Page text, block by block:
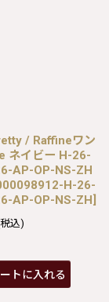
/ Raffineワン
ネイビー H-26-
AP-OP-NS-ZH
H-26-
AP-OP-NS-ZH]
込)
トに入れる